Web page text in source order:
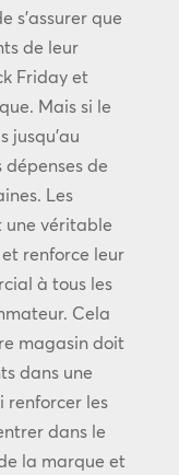
s’assurer que
de leur
Friday et
Mais si le
jusqu’au
de
Les
une véritable
renforce leur
à tous les
Cela
magasin doit
dans une
renforcer les
dans le
la marque et